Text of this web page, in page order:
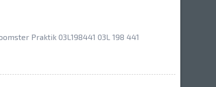
Praktik 03L198441 03L 198 441